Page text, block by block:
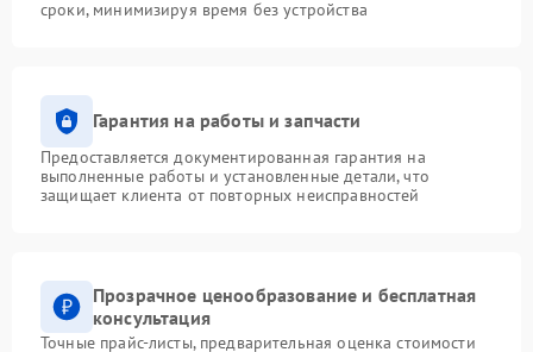
сроки, минимизируя время без устройства
Гарантия на работы и запчасти
Предоставляется документированная гарантия на
выполненные работы и установленные детали, что
защищает клиента от повторных неисправностей
Прозрачное ценообразование и бесплатная
консультация
Точные прайс-листы, предварительная оценка стоимости